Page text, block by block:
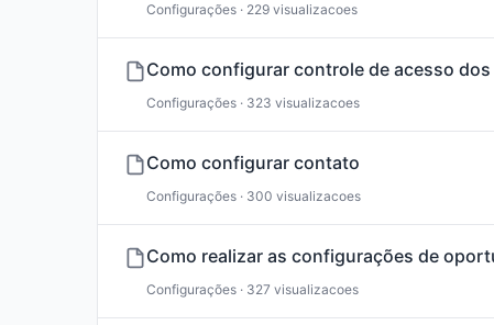
Configurações · 229 visualizacoes
Como configurar controle de acesso
Configurações · 323 visualizacoes
Como configurar contato
Configurações · 300 visualizacoes
Como realizar as configurações de
Configurações · 327 visualizacoes